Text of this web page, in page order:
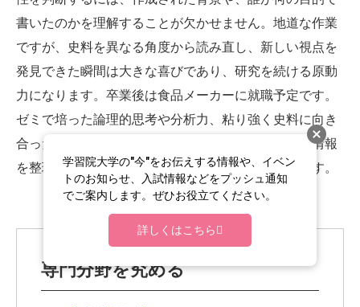
書いたのかを理解することが欠かせません。地道な作業
ですが、史料を異なる角度から読み直し、新しい視点を
発見できた瞬間は大きな喜びであり、研究を続ける原動
力になります。卒業後は食品メーカーに就職予定です。
ゼミで培った論理的思考や分析力、粘り強く史料に向き
合った経験を新商品の開発や市場調査など、多くの情報
を整理して判断する場面で活かしたいと考えています。
専門分野を究める
学習院大学の"今"をお伝えする情報や、イベン
トのお知らせ、入試情報などをプッシュ通知
でご案内します。ぜひお役立てください。
詳しくはこちら